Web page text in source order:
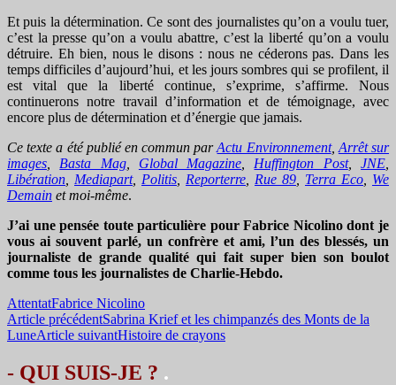
Et puis la détermination. Ce sont des journalistes qu’on a voulu tuer,
c’est la presse qu’on a voulu abattre, c’est la liberté qu’on a voulu
détruire. Eh bien, nous le disons : nous ne céderons pas. Dans les
temps difficiles d’aujourd’hui, et les jours sombres qui se profilent, il
est vital que la liberté continue, s’exprime, s’affirme. Nous
continuerons notre travail d’information et de témoignage, avec
encore plus de détermination et d’énergie que jamais.
Ce texte a été publié en commun par Actu Environnement, Arrêt sur
images
Basta Mag, Global Magazine Huffington Post,JNE
Libération
Mediapart, Politis Reporterre Rue 89 Terra Eco
We
Demain et moi-même.
J’ai une pensée toute particulière pour Fabrice Nicolino dont je
vous ai souvent parlé, un confrère et ami, l’un des blessés, un
journaliste de grande qualité qui fait super bien son boulot
comme tous les journalistes de Charlie-Hebdo.
AttentatFabrice Nicolino
Navigation
des
articles
Article précédentSabrina Krief et les chimpanzés des Monts de la
LuneArticle suivantHistoire de crayons
- QUI SUIS-JE ? .